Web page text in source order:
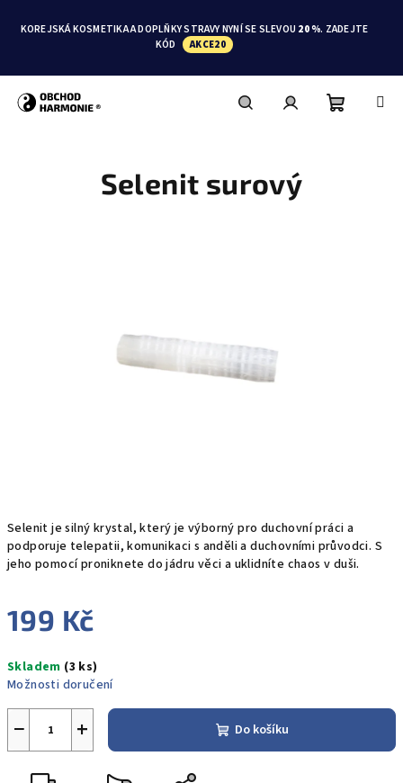
KOREJSKÁ KOSMETIKA A DOPLŇKY STRAVY NYNÍ SE SLEVOU 20 %. ZADEJTE
KÓD
AKCE20
Selenit je silný krystal, který je výborný pro duchovní práci a
podporuje telepatii, komunikaci s anděli a duchovními průvodci. S
jeho pomocí proniknete do jádru věci a uklidníte chaos v duši.
199 Kč
cena:
Skladem (3 ks)
Možnosti doručení
+
− Do košíku
Selenit surový